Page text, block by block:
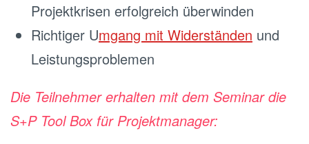
Projektkrisen erfolgreich überwinden
Richtiger Umgang mit Widerständen und
Leistungsproblemen
Die Teilnehmer erhalten mit dem Seminar die
S+P Tool Box für Projektmanager: